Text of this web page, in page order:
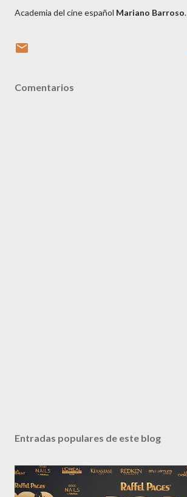
Academia del cine español Mariano Barroso.
Comentarios
Entradas populares de este blog